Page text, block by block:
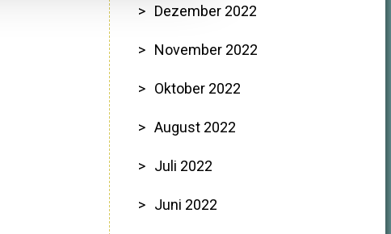
Dezember 2022
November 2022
Oktober 2022
August 2022
Juli 2022
Juni 2022